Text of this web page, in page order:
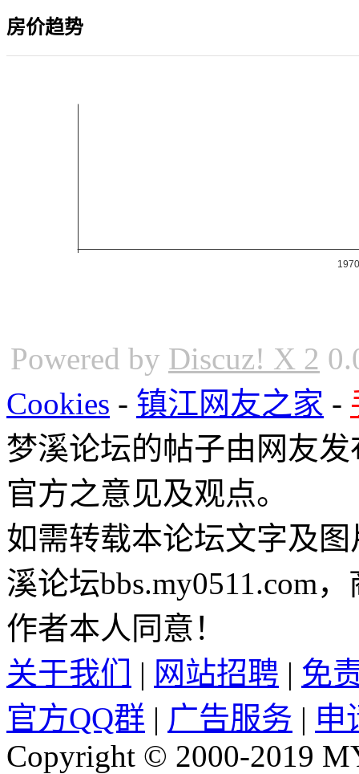
房价趋势
Powered by Discuz! X 2
Cookies - 镇江网友之家 -
梦溪论坛的帖子由网友
官方之意见及观点。
如需转载本论坛文字及
溪论坛bbs.my0511.com
作者本人同意！
关于我们
| 网站招聘 | 免
官方QQ群 | 广告服务 | 申
Copyright © 2000-2019